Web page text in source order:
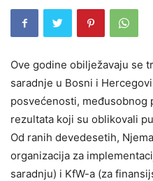
Ove godine obilježavaju se
saradnje u Bosni i
posvećenosti, međusobnog
rezultata koji su oblikovali
Od ranih devedesetih,
organizacija za
saradnju) i KfW-a (za